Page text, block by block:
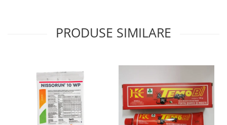
Suplimente si produse de uz
Rozatoare
PRODUSE SIMILARE